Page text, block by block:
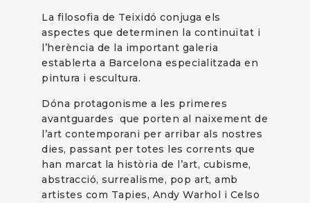
La filosofia de Teixidó conjuga els
aspectes que determinen la continuïtat i
l’herència de la important galeria
establerta a Barcelona especialitzada en
pintura i escultura.
Dóna protagonisme a les primeres
avantguardes que porten al naixement de
l’art contemporani per arribar als nostres
dies, passant per totes les corrents que
han marcat la història de l’art, cubisme,
abstracció, surrealisme, pop art, amb
artistes com Tapies, Andy Warhol i Celso